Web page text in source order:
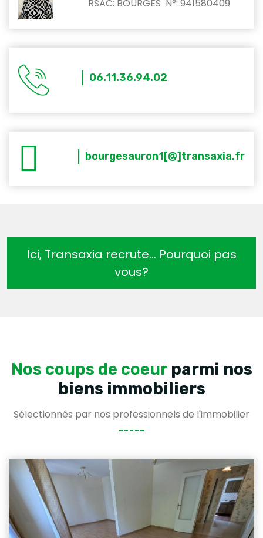
RSAC: BOURGES N°: 941580409
06.11.36.94.02
bourgesauron1[@]transaxia.fr
Ici, Transaxia recrute… Pourquoi pas
vous?
Nos coups de coeur parmi nos
biens immobiliers
Sélectionnés par nos professionnels de l'immobilier